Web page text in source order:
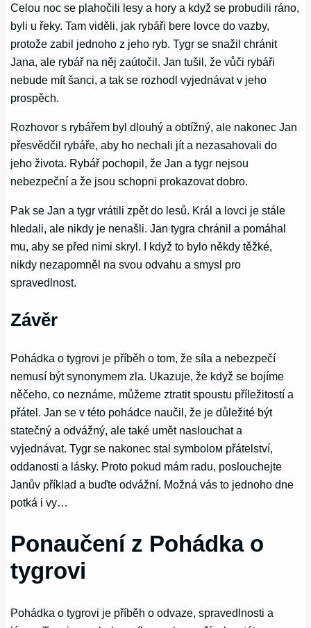
Celou noc se plahočili lesy a hory a když se probudili ráno,
byli u řeky. Tam viděli, jak rybáři bere lovce do vazby,
protože zabil jednoho z jeho ryb. Tygr se snažil chránit
Jana, ale rybář na něj zaútočil. Jan tušil, že vůči rybáři
nebude mít šanci, a tak se rozhodl vyjednávat v jeho
prospěch.
Rozhovor s rybářem byl dlouhý a obtížný, ale nakonec Jan
přesvědčil rybáře, aby ho nechali jít a nezasahovali do
jeho života. Rybář pochopil, že Jan a tygr nejsou
nebezpeční a že jsou schopni prokazovat dobro.
Pak se Jan a tygr vrátili zpět do lesů. Král a lovci je stále
hledali, ale nikdy je nenašli. Jan tygra chránil a pomáhal
mu, aby se před nimi skryl. I když to bylo někdy těžké,
nikdy nezapomněl na svou odvahu a smysl pro
spravedlnost.
Závěr
Pohádka o tygrovi je příběh o tom, že síla a nebezpečí
nemusí být synonymem zla. Ukazuje, že když se bojíme
něčeho, co neznáme, můžeme ztratit spoustu příležitostí a
přátel. Jan se v této pohádce naučil, že je důležité být
statečný a odvážný, ale také umět naslouchat a
vyjednávat. Tygr se nakonec stal symbolом přátelství,
oddanosti a lásky. Proto pokud mám radu, poslouchejte
Janův příklad a buďte odvážní. Možná vás to jednoho dne
potká i vy…
Ponaučení z Pohádka o
tygrovi
Pohádka o tygrovi je příběh o odvaze, spravedlnosti a